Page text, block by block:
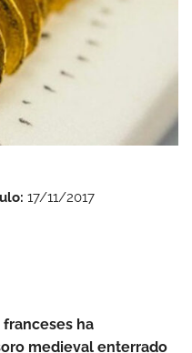
17/11/2017
ha
medieval enterrado